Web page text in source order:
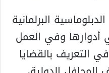
البرلمانية
وفي العمل
التعريف بالقضايا